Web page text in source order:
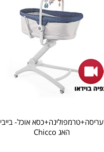
עריסה+טרמפולינה+כסא אוכל- בייבי
האג Chicco